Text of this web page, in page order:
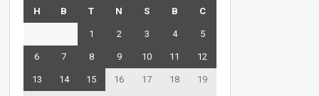
H B T N S B C
1 2 3 4 5
6 7 8 9 10 11 12
13 14 15 16 17 18 19